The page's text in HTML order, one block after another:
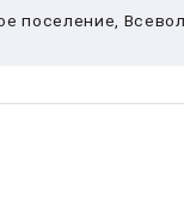
поселение,